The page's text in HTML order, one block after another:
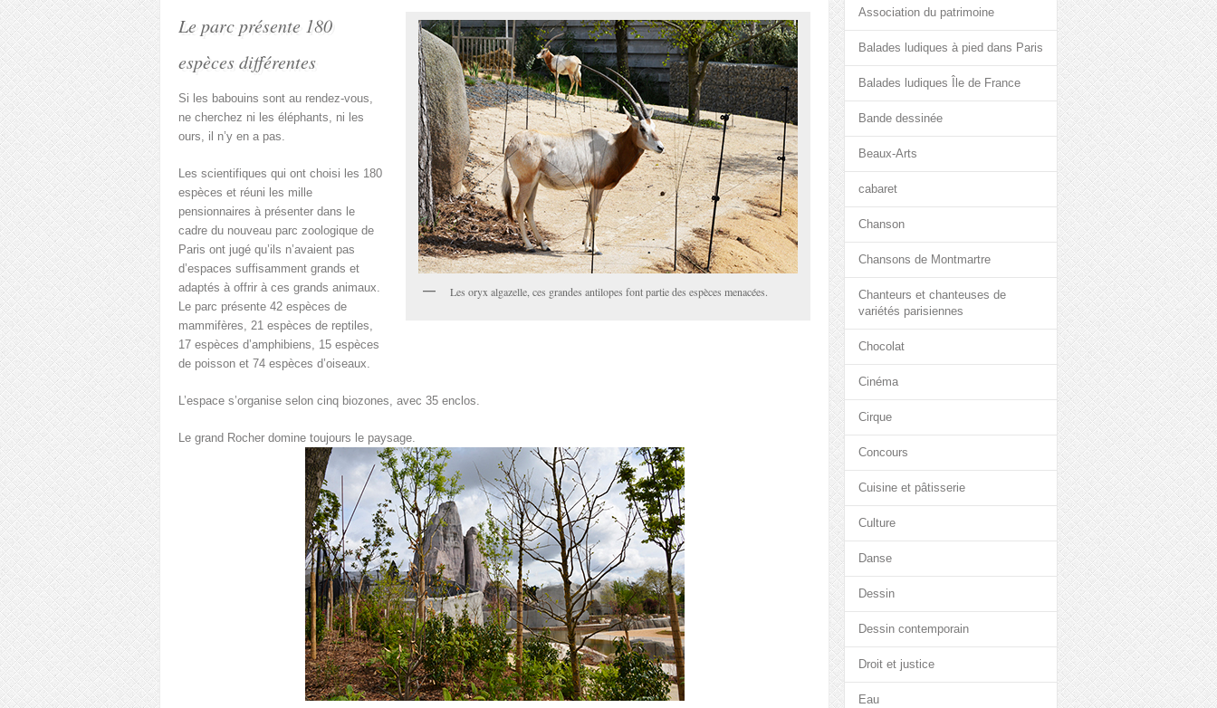
Les oryx algazelle, ces grandes antilopes font partie des espèces menacées.
Le parc présente 180
espèces différentes
Si les babouins sont au rendez-vous,
ne cherchez ni les éléphants, ni les
ours, il n’y en a pas.
Les scientifiques qui ont choisi les 180
espèces et réuni les mille
pensionnaires à présenter dans le
cadre du nouveau parc zoologique de
Paris ont jugé qu’ils n’avaient pas
d’espaces suffisamment grands et
adaptés à offrir à ces grands animaux.
Le parc présente 42 espèces de
mammifères, 21 espèces de reptiles,
17 espèces d’amphibiens, 15 espèces
de poisson et 74 espèces d’oiseaux.
L’espace s’organise selon cinq biozones, avec 35 enclos.
Le grand Rocher domine toujours le paysage.
Association du patrimoine
Balades ludiques à pied dans Paris
Balades ludiques Île de France
Bande dessinée
Beaux-Arts
cabaret
Chanson
Chansons de Montmartre
Chanteurs et chanteuses de
variétés parisiennes
Chocolat
Cinéma
Cirque
Concours
Cuisine et pâtisserie
Culture
Danse
Dessin
Dessin contemporain
Droit et justice
Eau